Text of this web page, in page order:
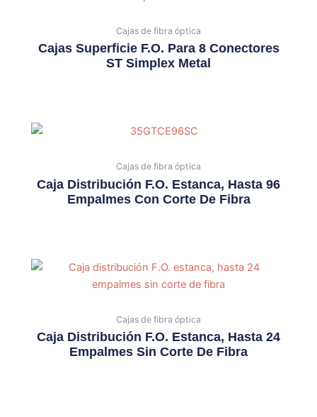
Cajas de fibra óptica
Cajas Superficie F.O. Para 8 Conectores
ST Simplex Metal
Cajas de fibra óptica
Caja Distribución F.O. Estanca, Hasta 96
Empalmes Con Corte De Fibra
Cajas de fibra óptica
Caja Distribución F.O. Estanca, Hasta 24
Empalmes Sin Corte De Fibra